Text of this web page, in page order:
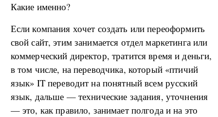
Ка­кие имен­но?
Ес­ли ко­м­па­ния хо­чет со­з­дать или пе­ре­о­фор­мить
свой сайт, этим за­ни­ма­ет­ся от­дел мар­ке­тин­га или
ко­м­мер­че­ский ди­рек­тор, тра­ти­т­ся вре­мя и день­ги,
в том числе, на пе­ре­вод­чи­ка, ко­то­рый «п­ти­чий
язык» IT пе­ре­во­дит на по­нят­ный всем рус­ский
язык, даль­ше — тех­ни­че­ские за­да­ния, уточ­не­ния
— это, как пра­ви­ло, за­ни­ма­ет пол­го­да и на это